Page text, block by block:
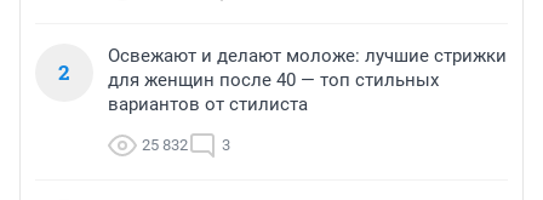
2
Освежают и делают моложе: лучшие стрижки
для женщин после 40 — топ стильных
вариантов от стилиста
25 832 3